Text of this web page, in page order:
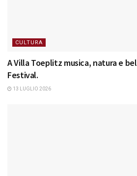
CULTURA
A Villa Toeplitz musica, natura e
Festival.
13 LUGLIO 2026